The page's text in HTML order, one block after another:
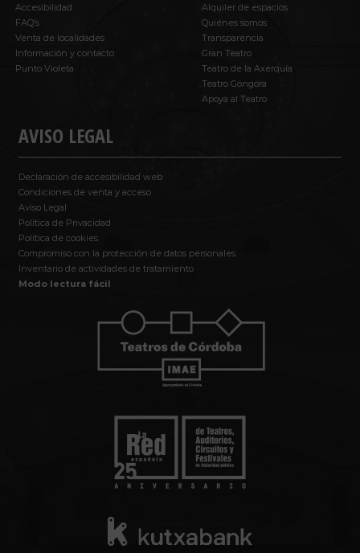
Accesibilidad
FAQ’s
Venta de localidades
Información y contacto
Punto Violeta
AVISO LEGAL
Declaración de accesibilidad web
Condiciones de venta y acceso
Aviso Legal
Política de Privacidad
Política de cookies
Compromiso con la protección de datos personales
Inventario de actividades de tratamiento
Modo lectura fácil
Alquiler de espacios
Quiénes somos
Transparencia
Gran Teatro
Teatro de la Axerquía
Teatro Góngora
Apoya al Teatro